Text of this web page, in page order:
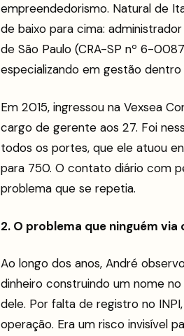
empreendedorismo. Natural de
de baixo para cima:
de São Paulo (CRA-SP nº 6-
especializando em gestão
Em 2015, ingressou na Vexsea
cargo de gerente aos 27. Foi
todos os portes, que ele atuou
para 750. O contato diário com
problema que se repetia.
2. O problema que ninguém
Ao longo dos anos, André
dinheiro construindo um nome
dele. Por falta de registro no
operação. Era um risco invisível